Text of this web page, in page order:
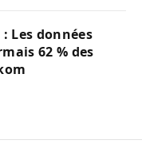
Les données
62 % des